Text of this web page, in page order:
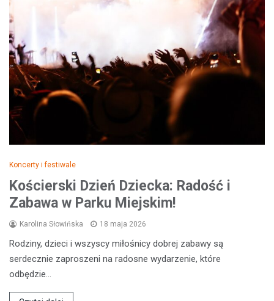
Koncerty i festiwale
Kościerski Dzień Dziecka: Radość i
Zabawa w Parku Miejskim!
Karolina Słowińska 18 maja 2026
Rodziny, dzieci i wszyscy miłośnicy dobrej zabawy są
serdecznie zaproszeni na radosne wydarzenie, które
odbędzie…